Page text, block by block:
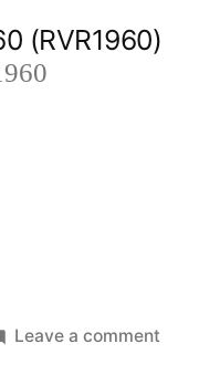
(RVR1960)
Leave a comment